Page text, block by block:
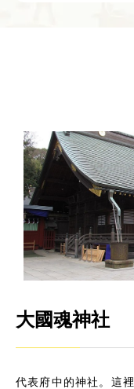
大國魂神社
代表府中的神社。這